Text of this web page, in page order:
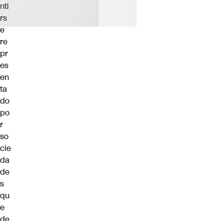
nti
rs
e
re
pr
es
en
ta
do
po
r
so
cie
da
de
s
qu
e